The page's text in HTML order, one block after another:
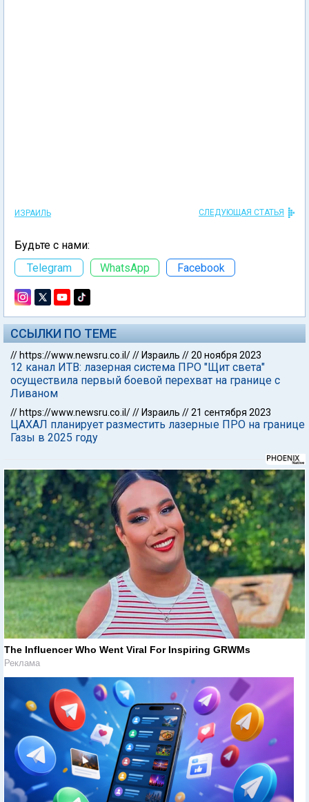
ИЗРАИЛЬ СЛЕДУЮЩАЯ СТАТЬЯ
Будьте с нами:
Telegram
WhatsApp Facebook
ССЫЛКИ ПО ТЕМЕ
// https://www.newsru.co.il/// Израиль //20 ноября 2023
12 канал ИТВ: лазерная система ПРО "Щит света"
осуществила первый боевой перехват на границе с
Ливаном
// https://www.newsru.co.il/// Израиль //21 сентября 2023
ЦАХАЛ планирует разместить лазерные ПРО на границе
Газы в 2025 году
The Influencer Who Went Viral For Inspiring GRWMs
Реклама